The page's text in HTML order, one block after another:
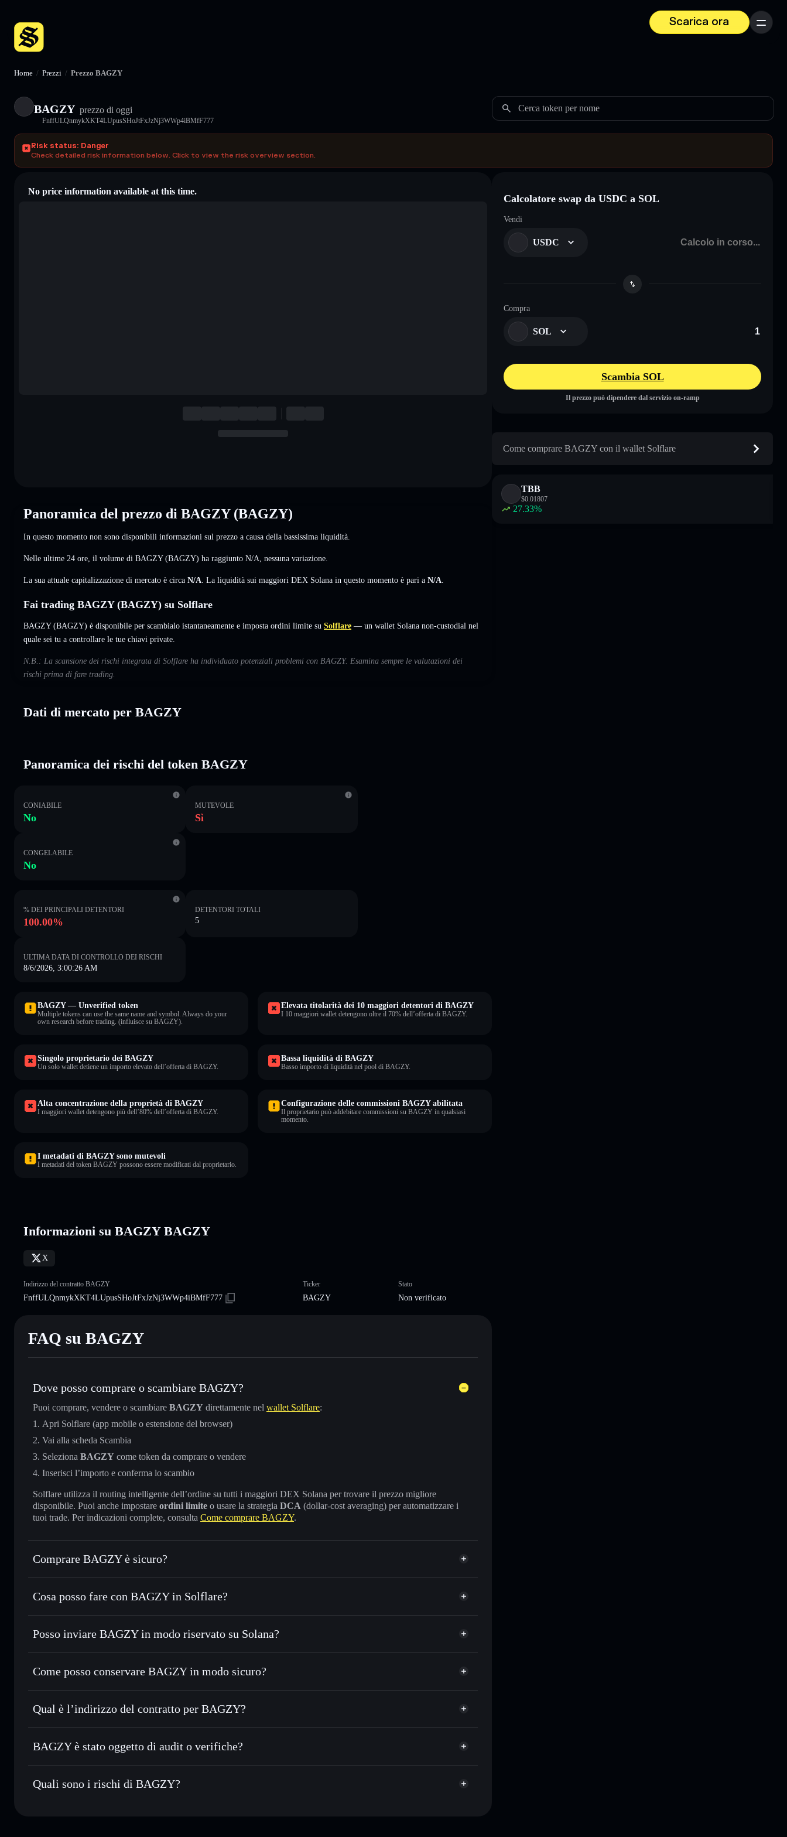
Scarica ora
Menu
Home / Prezzi / Prezzo BAGZY
BAGZY prezzo di oggi
FnffULQnmykXKT4LUpusSHoJtFxJzNj3WWp4iBMfF777
Cerca token per nome
Risk status: Danger
Check detailed risk information below. Click to view the risk overview section.
No price information available at this time.
Panoramica del prezzo di BAGZY (BAGZY)
In questo momento non sono disponibili informazioni sul prezzo a causa della bassissima liquidità.
Nelle ultime 24 ore, il volume di BAGZY (BAGZY) ha raggiunto N/A nessuna variazione
La sua attuale capitalizzazione di mercato è circa N/A . La liquidità sui maggiori DEX Solana in questo momento è pari a N/A
Fai trading BAGZY (BAGZY) su Solflare
BAGZY (BAGZY) è disponibile per scambialo istantaneamente e imposta ordini limite su Solflare — un wallet Solana non-custodial nel
quale sei tu a controllare le tue chiavi private.
N.B.: La scansione dei rischi integrata di Solflare ha individuato potenziali problemi con BAGZY. Esamina sempre le valutazioni dei
rischi prima di fare trading.
Dati di mercato per BAGZY
Panoramica dei rischi del token BAGZY
CONIABILE
No
MUTEVOLE
Sì
CONGELABILE
No
% DEI PRINCIPALI DETENTORI
100.00%
DETENTORI TOTALI
5
ULTIMA DATA DI CONTROLLO DEI RISCHI
8/6/2026, 3:00:26 AM
BAGZY — Unverified token
Multiple tokens can use the same name and symbol. Always do your
own research before trading. (influisce su BAGZY).
Elevata titolarità dei 10 maggiori detentori di BAGZY
I 10 maggiori wallet detengono oltre il 70% dell’offerta di BAGZY.
Singolo proprietario dei BAGZY
Un solo wallet detiene un importo elevato dell’offerta di BAGZY.
Bassa liquidità di BAGZY
Basso importo di liquidità nel pool di BAGZY.
Alta concentrazione della proprietà di BAGZY
I maggiori wallet detengono più dell’80% dell’offerta di BAGZY.
Configurazione delle commissioni BAGZY abilitata
Il proprietario può addebitare commissioni su BAGZY in qualsiasi
momento.
I metadati di BAGZY sono mutevoli
I metadati del token BAGZY possono essere modificati dal proprietario.
Informazioni su BAGZY BAGZY
X
Indirizzo del contratto BAGZY
FnffULQnmykXKT4LUpusSHoJtFxJzNj3WWp4iBMfF777
Ticker
BAGZY
Stato
Non verificato
FAQ su BAGZY
Dove posso comprare o scambiare BAGZY?
Puoi comprare, vendere o scambiare BAGZY direttamente nel wallet Solflare:
Apri Solflare (app mobile o estensione del browser)
Vai alla scheda Scambia
Seleziona BAGZY come token da comprare o vendere
Inserisci l’importo e conferma lo scambio
Solflare utilizza il routing intelligente dell’ordine su tutti i maggiori DEX Solana per trovare il prezzo migliore
disponibile. Puoi anche impostare ordini limite o usare la strategia DCA (dollar-cost averaging) per automatizzare i
tuoi trade. Per indicazioni complete, consulta Come comprare BAGZY.
Comprare BAGZY è sicuro?
BAGZY non è verificato
Cosa posso fare con BAGZY in Solflare?
BAGZY
wallet Solflare
Scambiare istantaneamente — scambia BAGZY in SOL, USDC o in migliaia di altri token Solana al prezzo
Usare il DCA— applica la strategia dollar-cost average su BAGZY nel tempo
Inviare in modo riservato— trasferisci BAGZY senza collegare pubblicamente i wallet usando l’Aggregatore di
privacy incorporato di Solflare
esclusivo controllo delle tue chiavi private
Posso inviare BAGZY in modo riservato su Solana?
Aggregatore di privacy
Come posso conservare BAGZY in modo sicuro?
BAGZY wallet non-custodial Solflare
Qual è l’indirizzo del contratto per BAGZY?
BAGZY
FnffULQnmykXKT4LUpusSHoJtFxJzNj3WWp4iBMfF777
BAGZY è stato oggetto di audit o verifiche?
BAGZY non è verificato
Quali sono i rischi di BAGZY?
Calcolatore swap da USDC a SOL
Vendi
USDC
Compra
SOL
Scambia SOL
Il prezzo può dipendere dal servizio on-ramp
Come comprare BAGZY con il wallet Solflare
TBB
$0.01807
27.33%